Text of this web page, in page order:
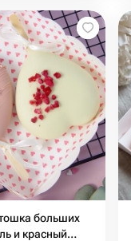
больших
и красный